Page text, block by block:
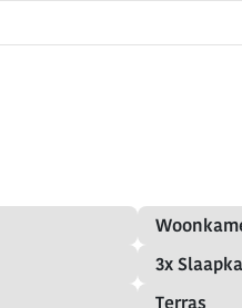
3x
Terras